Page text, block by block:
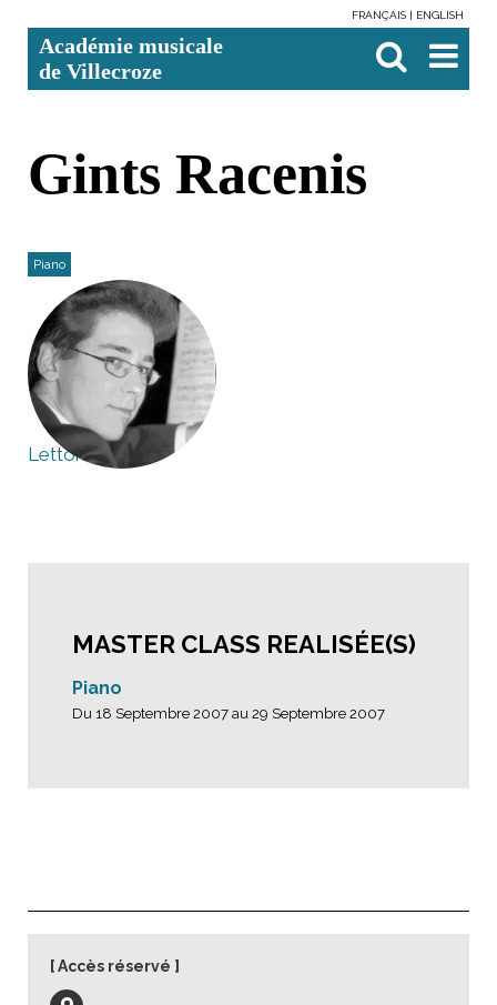
contenu.
Aller
à
personnels
FRANÇAIS ENGLISH
Académie musicale
de Villecroze

avancée…
Gints Racenis
Piano
Lettonie
MASTER CLASS REALISÉE(S)
Piano
Du 18 Septembre 2007 au 29 Septembre 2007
Accès réservé